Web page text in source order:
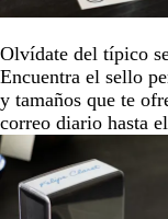
Olvídate del típico
Encuentra el sello
y tamaños que te
correo diario hasta